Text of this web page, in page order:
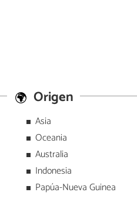
Origen
Asia
Oceania
Australia
Indonesia
Papúa-Nueva Guinea